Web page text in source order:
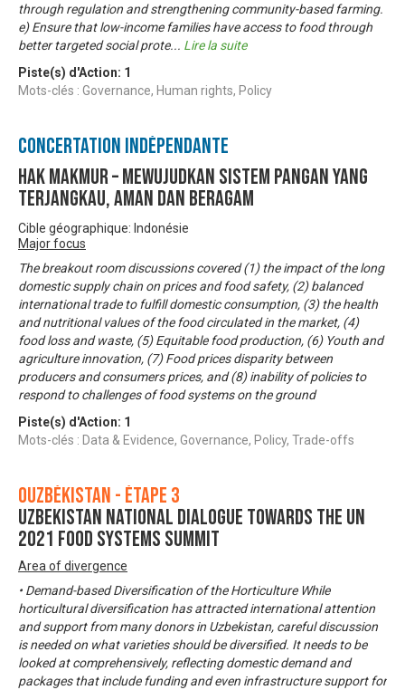
through regulation and strengthening community-based farming.
e) Ensure that low-income families have access to food through
better targeted social prote... Lire la suite
Piste(s) d'Action: 1
Mots-clés : Governance, Human rights, Policy
Concertation Indépendante
Hak MakMur – Mewujudkan Sistem Pangan yang
Terjangkau, Aman dan Beragam
Cible géographique: Indonésie
Major focus
The breakout room discussions covered (1) the impact of the long
domestic supply chain on prices and food safety, (2) balanced
international trade to fulfill domestic consumption, (3) the health
and nutritional values of the food circulated in the market, (4)
food loss and waste, (5) Equitable food production, (6) Youth and
agriculture innovation, (7) Food prices disparity between
producers and consumers prices, and (8) inability of policies to
respond to challenges of food systems on the ground
Piste(s) d'Action: 1
Mots-clés : Data & Evidence, Governance, Policy, Trade-offs
Ouzbékistan - Étape 3
UZBEKISTAN NATIONAL DIALOGUE TOWARDS THE UN
2021 FOOD SYSTEMS SUMMIT
Area of divergence
• Demand-based Diversification of the Horticulture While
horticultural diversification has attracted international attention
and support from many donors in Uzbekistan, careful discussion
is needed on what varieties should be diversified. It needs to be
looked at comprehensively, reflecting domestic demand and
packages that include funding and even infrastructure support for